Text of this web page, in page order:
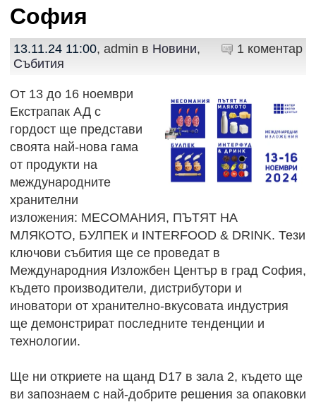
София
1 коментар
13.11.24 11:00, admin в Новини,
Събития
От 13 до 16 ноември
Екстрапак АД с
гордост ще представи
своята най-нова гама
от продукти на
международните
хранителни
изложения: МЕСОМАНИЯ, ПЪТЯТ НА
МЛЯКОТО, БУЛПЕК и INTERFOOD & DRINK. Тези
ключови събития ще се проведат в
Международния Изложбен Център в град София,
където производители, дистрибутори и
иноватори от хранително-вкусовата индустрия
ще демонстрират последните тенденции и
технологии.
Ще ни откриете на щанд D17 в зала 2, където ще
ви запознаем с най-добрите решения за опаковки